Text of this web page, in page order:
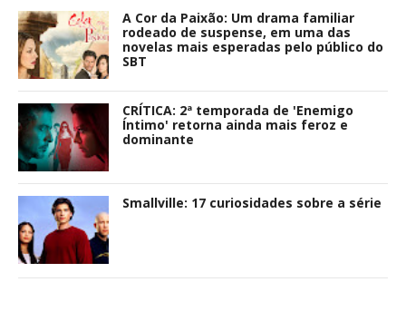
A Cor da Paixão: Um drama familiar
rodeado de suspense, em uma das
novelas mais esperadas pelo público do
SBT
CRÍTICA: 2ª temporada de 'Enemigo
Íntimo' retorna ainda mais feroz e
dominante
Smallville: 17 curiosidades sobre a série